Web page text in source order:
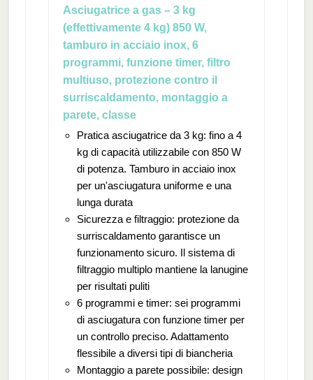
Asciugatrice a gas – 3 kg
(effettivamente 4 kg) 850 W,
tamburo in acciaio inox, 6
programmi, funzione timer, filtro
multiuso, protezione contro il
surriscaldamento, montaggio a
parete, classe
Pratica asciugatrice da 3 kg: fino a 4
kg di capacità utilizzabile con 850 W
di potenza. Tamburo in acciaio inox
per un'asciugatura uniforme e una
lunga durata
Sicurezza e filtraggio: protezione da
surriscaldamento garantisce un
funzionamento sicuro. Il sistema di
filtraggio multiplo mantiene la lanugine
per risultati puliti
6 programmi e timer: sei programmi
di asciugatura con funzione timer per
un controllo preciso. Adattamento
flessibile a diversi tipi di biancheria
Montaggio a parete possibile: design